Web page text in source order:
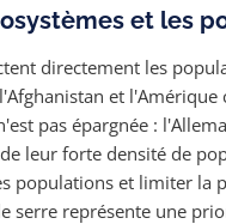
et les
directement les
et l'Amérique
pas épargnée :
leur forte densité de
populations et limiter la
serre représente une